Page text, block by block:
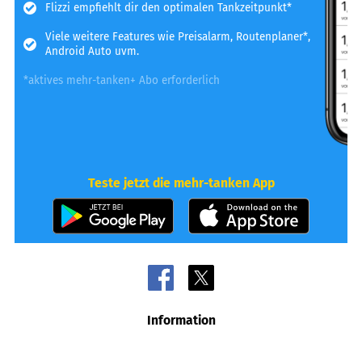
Flizzi empfiehlt dir den optimalen Tankzeitpunkt*
Viele weitere Features wie Preisalarm, Routenplaner*,
Android Auto uvm.
*aktives mehr-tanken+ Abo erforderlich
Teste jetzt die mehr-tanken App
Information